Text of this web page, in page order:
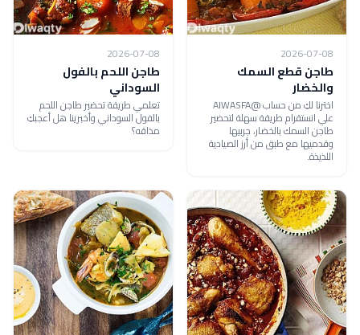
2026-07-08
طاجن قطع السمك
والخضار
اخترنا لكِ من حساب @AlWASFA
علي انستقرام طريقة سهلة لتحضير
طاجن السمك بالخضار، جربيها
وقدميها مع طبق من أرز الصيادية
اللذيذة.
2026-07-08
طاجن اللحم بالفول
السوداني
تعلمي طريقة تحضير طاجن اللحم
بالفول السوداني وأخبرينا هل أعجبكِ
مذاقه؟